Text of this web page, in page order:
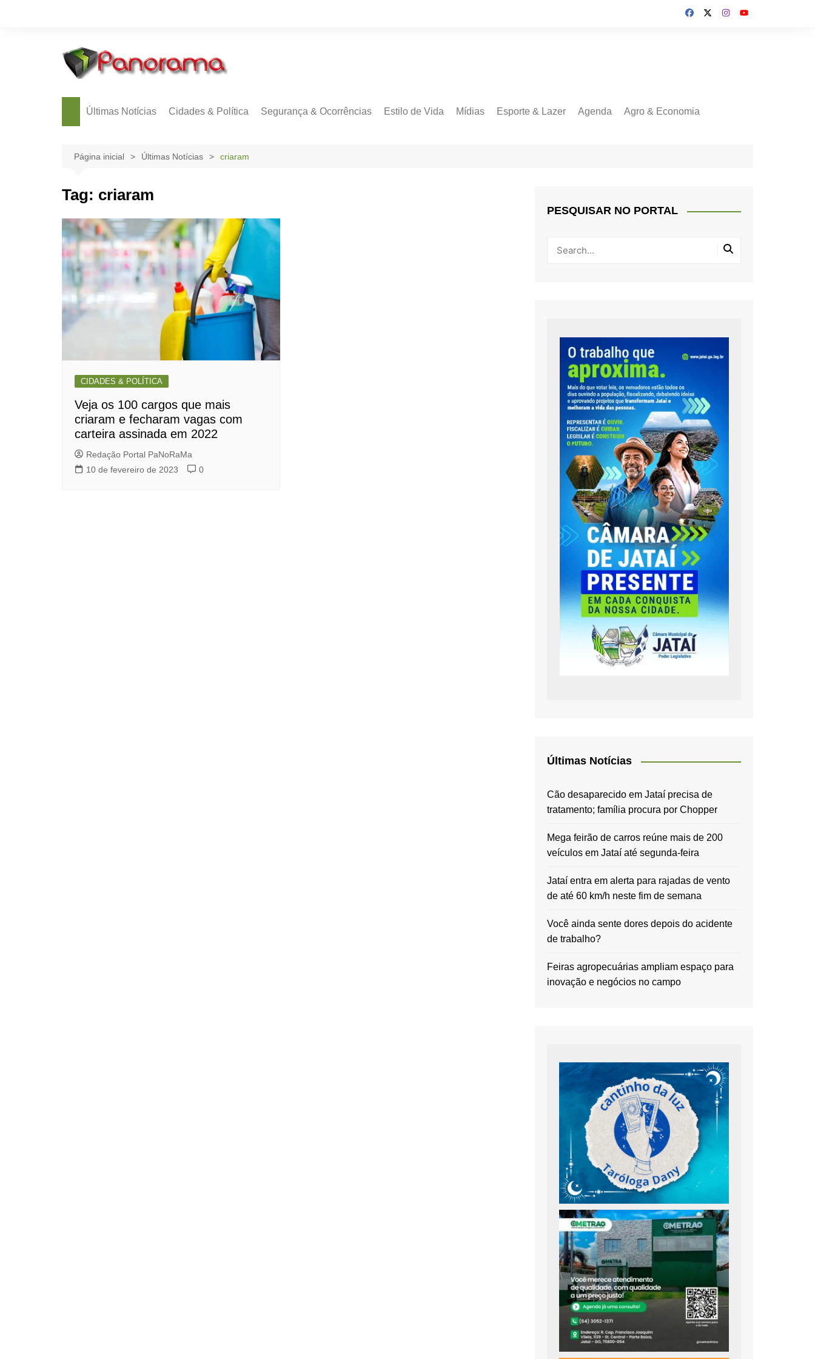
Últimas Notícias Cidades & Política Segurança & Ocorrências Estilo de Vida Mídias Esporte & Lazer Agenda Agro & Economia
Página inicial Últimas Notícias criaram
Tag: criaram
CIDADES & POLÍTICA
Veja os 100 cargos que mais
criaram e fecharam vagas com
carteira assinada em 2022
Redação Portal PaNoRaMa
10 de fevereiro de 2023
0
PESQUISAR NO PORTAL
Últimas Notícias
Cão desaparecido em Jataí precisa de
tratamento; família procura por Chopper
Mega feirão de carros reúne mais de 200
veículos em Jataí até segunda-feira
Jataí entra em alerta para rajadas de vento
de até 60 km/h neste fim de semana
Você ainda sente dores depois do acidente
de trabalho?
Feiras agropecuárias ampliam espaço para
inovação e negócios no campo